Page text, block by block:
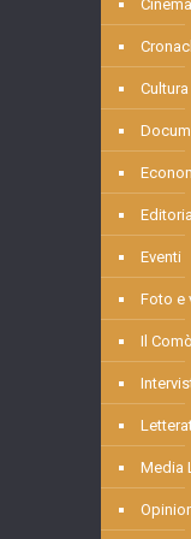
Cultura
Eventi
Foto e
Il Comò
Media